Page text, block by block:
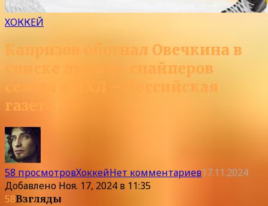
ХОККЕЙ
Капризов обогнал Овечкина в
списке лучших снайперов
сезона в НХЛ – Российская
газета
58 просмотровХоккейНет комментариев17.11.2024
Добавлено Ноя. 17, 2024 в 11:35
58Взгляды